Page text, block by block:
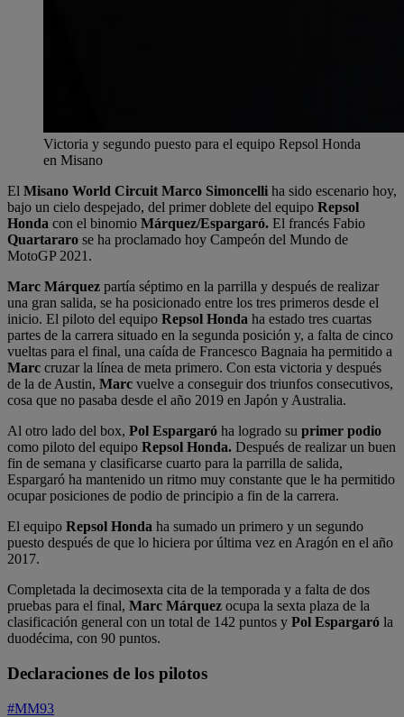
Victoria y segundo puesto para el equipo Repsol Honda
en Misano
El Misano World Circuit Marco Simoncelli ha sido escenario hoy,
bajo un cielo despejado, del primer doblete del equipo Repsol
Honda con el binomio Márquez/Espargaró. El francés Fabio
Quartararo se ha proclamado hoy Campeón del Mundo de
MotoGP 2021.
Marc Márquez partía séptimo en la parrilla y después de realizar
una gran salida, se ha posicionado entre los tres primeros desde el
inicio. El piloto del equipo Repsol Honda ha estado tres cuartas
partes de la carrera situado en la segunda posición y, a falta de cinco
vueltas para el final, una caída de Francesco Bagnaia ha permitido a
Marc cruzar la línea de meta primero. Con esta victoria y después
de la de Austin, Marc vuelve a conseguir dos triunfos consecutivos,
cosa que no pasaba desde el año 2019 en Japón y Australia.
Al otro lado del box, Pol Espargaró ha logrado su primer podio
como piloto del equipo Repsol Honda. Después de realizar un buen
fin de semana y clasificarse cuarto para la parrilla de salida,
Espargaró ha mantenido un ritmo muy constante que le ha permitido
ocupar posiciones de podio de principio a fin de la carrera.
El equipo Repsol Honda ha sumado un primero y un segundo
puesto después de que lo hiciera por última vez en Aragón en el año
2017.
Completada la decimosexta cita de la temporada y a falta de dos
pruebas para el final, Marc Márquez ocupa la sexta plaza de la
clasificación general con un total de 142 puntos y Pol Espargaró la
duodécima, con 90 puntos.
Declaraciones de los pilotos
#MM93